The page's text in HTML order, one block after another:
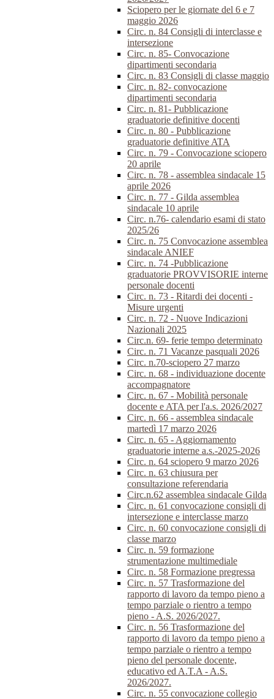
Sciopero per le giornate del 6 e 7
maggio 2026
Circ. n. 84 Consigli di interclasse e
intersezione
Circ. n. 85- Convocazione
dipartimenti secondaria
Circ. n. 83 Consigli di classe maggio
Circ. n. 82- convocazione
dipartimenti secondaria
Circ. n. 81- Pubblicazione
graduatorie definitive docenti
Circ. n. 80 - Pubblicazione
graduatorie definitive ATA
Circ. n. 79 - Convocazione sciopero
20 aprile
Circ. n. 78 - assemblea sindacale 15
aprile 2026
Circ. n. 77 - Gilda assemblea
sindacale 10 aprile
Circ. n.76- calendario esami di stato
2025/26
Circ. n. 75 Convocazione assemblea
sindacale ANIEF
Circ. n. 74 -Pubblicazione
graduatorie PROVVISORIE interne
personale docenti
Circ. n. 73 - Ritardi dei docenti -
Misure urgenti
Circ. n. 72 - Nuove Indicazioni
Nazionali 2025
Circ.n. 69- ferie tempo determinato
Circ. n. 71 Vacanze pasquali 2026
Circ. n.70-sciopero 27 marzo
Circ. n. 68 - individuazione docente
accompagnatore
Circ. n. 67 - Mobilità personale
docente e ATA per l'a.s. 2026/2027
Circ. n. 66 - assemblea sindacale
martedì 17 marzo 2026
Circ. n. 65 - Aggiornamento
graduatorie interne a.s.-2025-2026
Circ. n. 64 sciopero 9 marzo 2026
Circ. n. 63 chiusura per
consultazione referendaria
Circ.n.62 assemblea sindacale Gilda
Circ. n. 61 convocazione consigli di
intersezione e interclasse marzo
Circ. n. 60 convocazione consigli di
classe marzo
Circ. n. 59 formazione
strumentazione multimediale
Circ. n. 58 Formazione pregressa
Circ. n. 57 Trasformazione del
rapporto di lavoro da tempo pieno a
tempo parziale o rientro a tempo
pieno - A.S. 2026/2027.
Circ. n. 56 Trasformazione del
rapporto di lavoro da tempo pieno a
tempo parziale o rientro a tempo
pieno del personale docente,
educativo ed A.T.A - A.S.
2026/2027.
Circ. n. 55 convocazione collegio